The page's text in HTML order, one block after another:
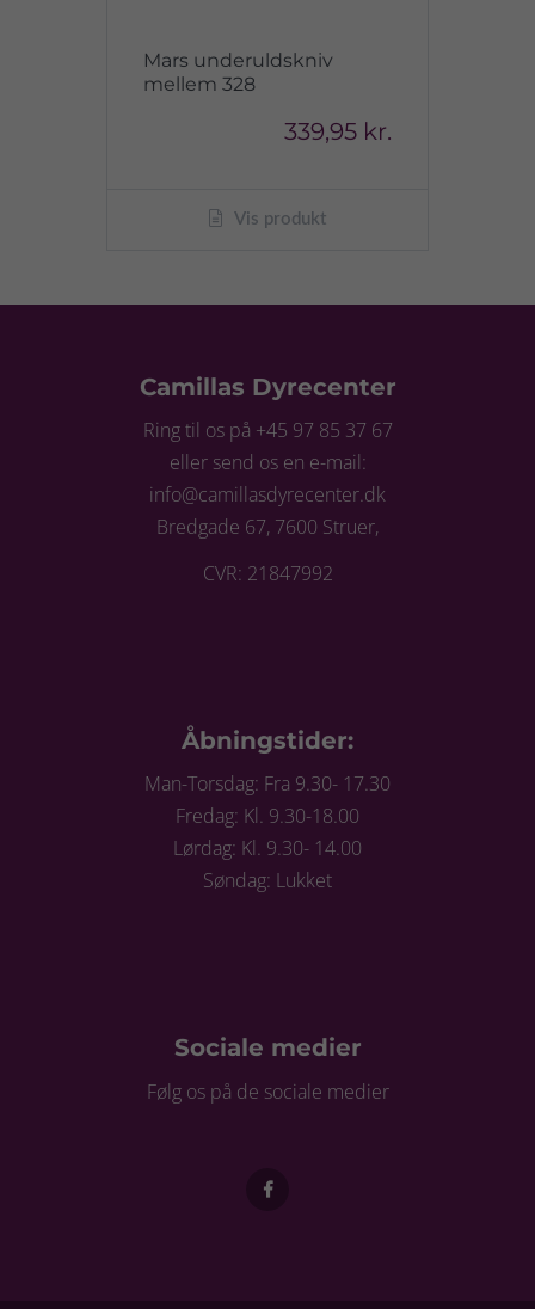
Mars underuldskniv
mellem 328
339,95 kr.
Vis produkt
Camillas Dyrecenter
Ring til os på +45 97 85 37 67
eller send os en e-mail:
info@camillasdyrecenter.dk
Bredgade 67, 7600 Struer,
CVR: 21847992
Åbningstider:
Man-Torsdag: Fra 9.30- 17.30
Fredag: Kl. 9.30-18.00
Lørdag: Kl. 9.30- 14.00
Søndag: Lukket
Sociale medier
Følg os på de sociale medier